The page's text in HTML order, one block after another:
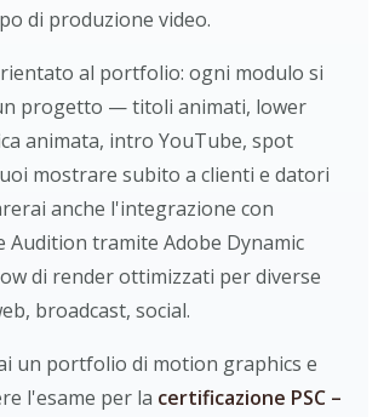
di produzione video.
al portfolio: ogni modulo si
progetto — titoli animati, lower
animata, intro YouTube, spot
mostrare subito a clienti e datori
anche l'integrazione con
Audition tramite Adobe Dynamic
di render ottimizzati per diverse
broadcast, social.
un portfolio di motion graphics e
l'esame per la certificazione PSC –